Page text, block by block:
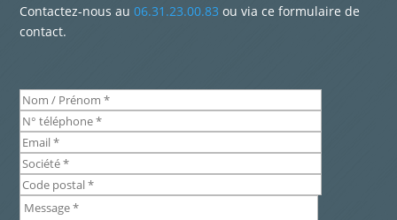
Contactez-nous au06.31.23.00.83 ou via ce formulaire de
contact.